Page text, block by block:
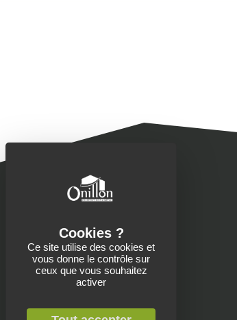
Contacts
Saint-Aubin-de-Baubigné
Ce site utilise des cookies et
vous donne le contrôle sur
ceux que vous souhaitez
activer